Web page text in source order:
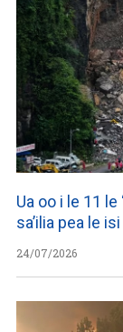
Ua oo i le 11
sa’ilia pea le isi
24/07/2026